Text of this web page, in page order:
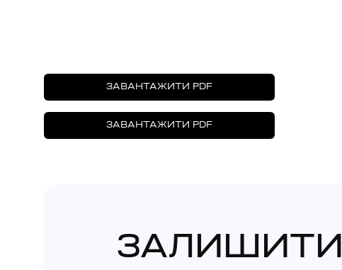
ЗАВАНТАЖИТИ PDF
ЗАВАНТАЖИТИ PDF
ЗАЛИШИТИ